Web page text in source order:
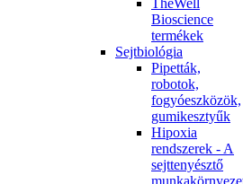
Bioscience
termékek
Sejtbiológia
Pipetták,
robotok,
fogyóeszközök,
gumikesztyűk
Hipoxia
rendszerek - A
sejttenyésztő